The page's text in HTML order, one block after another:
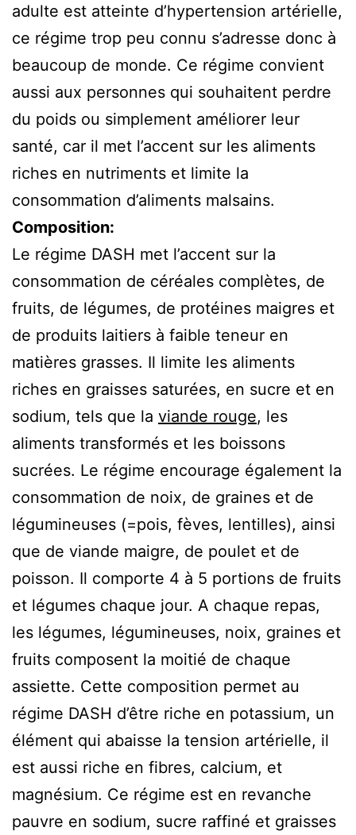
adulte est atteinte d’hypertension artérielle,
ce régime trop peu connu s’adresse donc à
beaucoup de monde. Ce régime convient
aussi aux personnes qui souhaitent perdre
du poids ou simplement améliorer leur
santé, car il met l’accent sur les aliments
riches en nutriments et limite la
consommation d’aliments malsains.
Composition:
Le régime DASH met l’accent sur la
consommation de céréales complètes, de
fruits, de légumes, de protéines maigres et
de produits laitiers à faible teneur en
matières grasses. Il limite les aliments
riches en graisses saturées, en sucre et en
sodium, tels que la viande rouge, les
aliments transformés et les boissons
sucrées. Le régime encourage également la
consommation de noix, de graines et de
légumineuses (=pois, fèves, lentilles), ainsi
que de viande maigre, de poulet et de
poisson. Il comporte 4 à 5 portions de fruits
et légumes chaque jour. A chaque repas,
les légumes, légumineuses, noix, graines et
fruits composent la moitié de chaque
assiette. Cette composition permet au
régime DASH d’être riche en potassium, un
élément qui abaisse la tension artérielle, il
est aussi riche en fibres, calcium, et
magnésium. Ce régime est en revanche
pauvre en sodium, sucre raffiné et graisses